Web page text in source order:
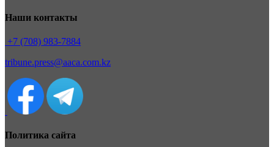
Наши контакты
+7 (708) 983-7884
tribune.press@aaca.com.kz
Политика сайта